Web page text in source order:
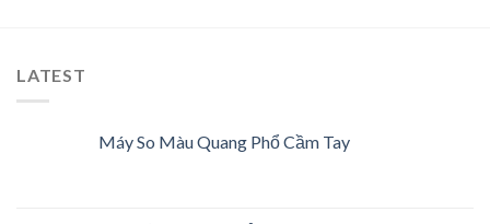
LATEST
Máy So Màu Quang Phổ Cầm Tay